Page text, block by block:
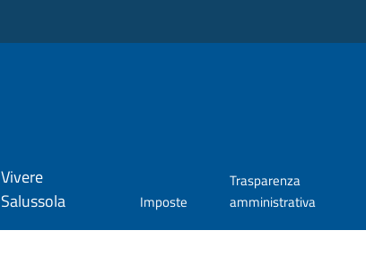
Vivere
Salussola
Imposte
Trasparenza
amministrativa